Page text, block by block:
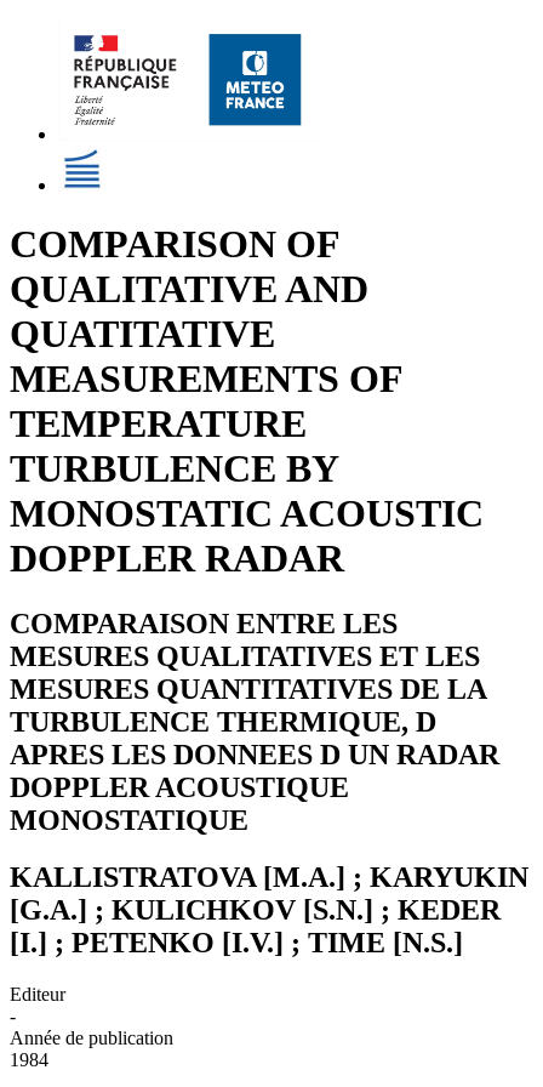
COMPARISON OF
QUALITATIVE AND
QUATITATIVE
MEASUREMENTS OF
TEMPERATURE
TURBULENCE BY
MONOSTATIC ACOUSTIC
DOPPLER RADAR
COMPARAISON ENTRE LES
MESURES QUALITATIVES ET LES
MESURES QUANTITATIVES DE LA
TURBULENCE THERMIQUE, D
APRES LES DONNEES D UN RADAR
DOPPLER ACOUSTIQUE
MONOSTATIQUE
KALLISTRATOVA [M.A.] ; KARYUKIN
[G.A.] ; KULICHKOV [S.N.] ; KEDER
[I.] ; PETENKO [I.V.] ; TIME [N.S.]
Editeur
-
Année de publication
1984